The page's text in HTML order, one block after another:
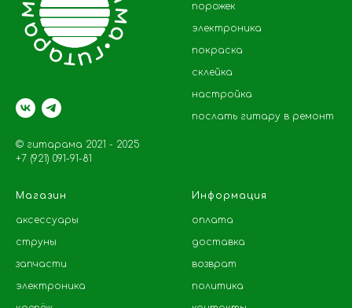
© гитарама 2021 - 2025
+7 (921) 091-91-81
порожек
электроника
покраска
склейка
настройка
послать гитару в ремонт
Магазин
аксессуары
струны
запчасти
электроника
Информация
оплата
доставка
возврат
политика